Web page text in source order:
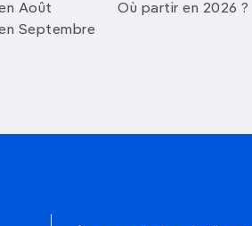
Août
Septembre
Où partir en 2026 ?